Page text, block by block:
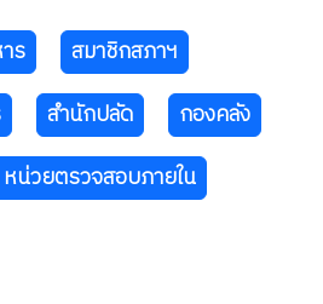
ร
สมาชิกสภาฯ
สำนักปลัด
กองคลัง
หน่วยตรวจสอบภายใน